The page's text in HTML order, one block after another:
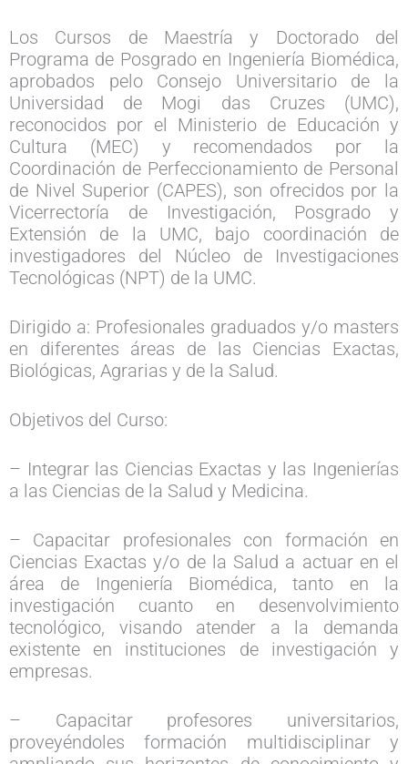
Los Cursos de Maestría y Doctorado del
Programa de Posgrado en Ingeniería Biomédica,
aprobados pelo Consejo Universitario de la
Universidad de Mogi das Cruzes (UMC),
reconocidos por el Ministerio de Educación y
Cultura (MEC) y recomendados por la
Coordinación de Perfeccionamiento de Personal
de Nivel Superior (CAPES), son ofrecidos por la
Vicerrectoría de Investigación, Posgrado y
Extensión de la UMC, bajo coordinación de
investigadores del Núcleo de Investigaciones
Tecnológicas (NPT) de la UMC.
Dirigido a: Profesionales graduados y/o masters
en diferentes áreas de las Ciencias Exactas,
Biológicas, Agrarias y de la Salud.
Objetivos del Curso:
– Integrar las Ciencias Exactas y las Ingenierías
a las Ciencias de la Salud y Medicina.
– Capacitar profesionales con formación en
Ciencias Exactas y/o de la Salud a actuar en el
área de Ingeniería Biomédica, tanto en la
investigación cuanto en desenvolvimiento
tecnológico, visando atender a la demanda
existente en instituciones de investigación y
empresas.
– Capacitar profesores universitarios,
proveyéndoles formación multidisciplinar y